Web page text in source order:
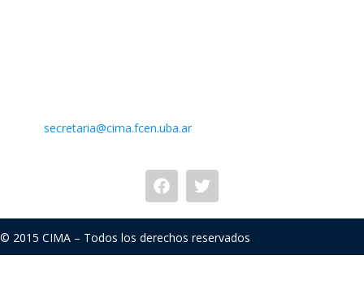
secretaria@cima.fcen.uba.ar
© 2015 CIMA – Todos los derechos reservados